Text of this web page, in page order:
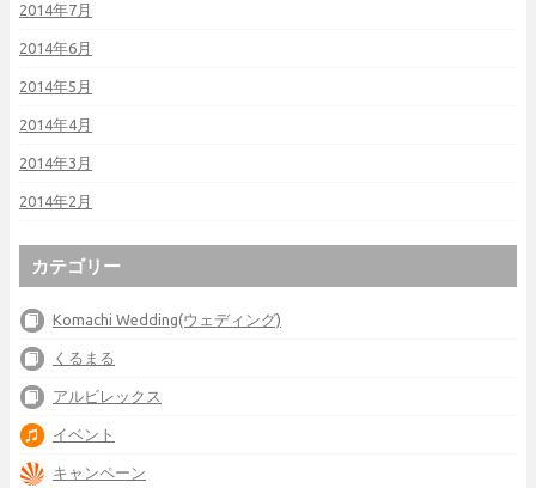
2014年7月
2014年6月
2014年5月
2014年4月
2014年3月
2014年2月
カテゴリー
Komachi Wedding(ウェディング)
くるまる
アルビレックス
イベント
キャンペーン